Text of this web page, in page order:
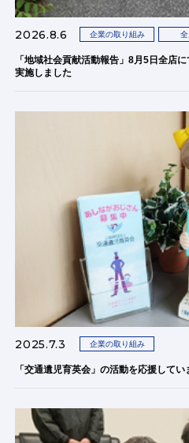
2026.8.6 企業の取り組み
「地域社会貢献活動報告」8月5日全店
実施しました
2025.7.3 企業の取り組み
「交通遺児育英会」の活動を応援してい